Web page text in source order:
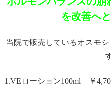
を改善へ
当院で販売しているオスモ
1.VEローション100ml ￥